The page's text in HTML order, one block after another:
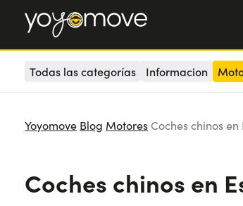
Todas las categorías Informacion
Yoyomove Blog MotoresCoches chinos
Coches chinos en